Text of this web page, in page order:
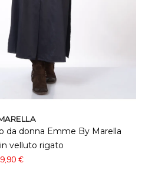
da donna Emme By Marella
velluto rigato
€